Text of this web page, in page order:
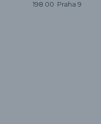
198 00 Praha 9